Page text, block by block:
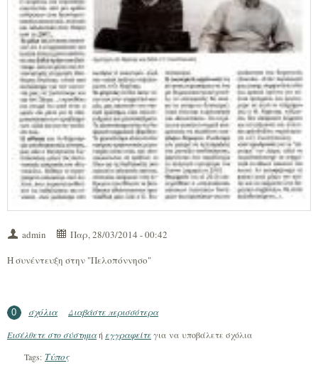
admin
Παρ, 28/03/2014 - 00:42
Η συνέντευξη στην "Πελοπόννησο"
0 σχόλια Διαβάστε περισσότεραγια Η συνέντευξη στην "Πελοπόννησο"
Εισέλθετε στο σύστημαή εγγραφείτεγια να υποβάλετε σχόλια
Tags: Τύπος